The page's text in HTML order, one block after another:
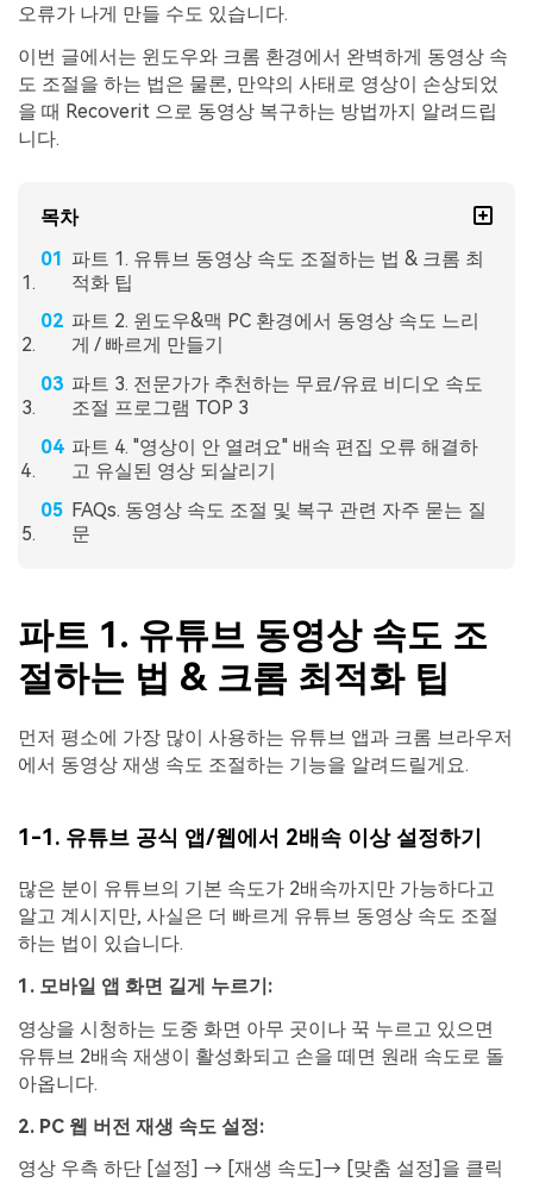
오류가 나게 만들 수도 있습니다.
이번 글에서는 윈도우와 크롬 환경에서 완벽하게 동영상 속
도 조절을 하는 법은 물론, 만약의 사태로 영상이 손상되었
을 때 Recoverit 으로 동영상 복구하는 방법까지 알려드립
니다.
목차
파트 1. 유튜브 동영상 속도 조절하는 법 & 크롬 최
적화 팁
파트 2. 윈도우&맥 PC 환경에서 동영상 속도 느리
게 / 빠르게 만들기
파트 3. 전문가가 추천하는 무료/유료 비디오 속도
조절 프로그램 TOP 3
파트 4. "영상이 안 열려요" 배속 편집 오류 해결하
고 유실된 영상 되살리기
FAQs. 동영상 속도 조절 및 복구 관련 자주 묻는 질
문
파트 1. 유튜브 동영상 속도 조
절하는 법 & 크롬 최적화 팁
먼저 평소에 가장 많이 사용하는 유튜브 앱과 크롬 브라우저
에서 동영상 재생 속도 조절하는 기능을 알려드릴게요.
1-1. 유튜브 공식 앱/웹에서 2배속 이상 설정하기
많은 분이 유튜브의 기본 속도가 2배속까지만 가능하다고
알고 계시지만, 사실은 더 빠르게 유튜브 동영상 속도 조절
하는 법이 있습니다.
1. 모바일 앱 화면 길게 누르기:
영상을 시청하는 도중 화면 아무 곳이나 꾹 누르고 있으면
유튜브 2배속 재생이 활성화되고 손을 떼면 원래 속도로 돌
아옵니다.
2. PC 웹 버전 재생 속도 설정:
영상 우측 하단 [설정] → [재생 속도]→ [맞춤 설정]을 클릭